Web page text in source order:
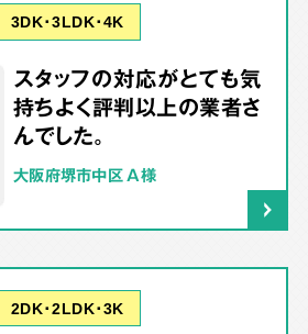
3DK･3LDK･4K
スタッフの対応がとても気
持ちよく評判以上の業者さ
んでした。
大阪府堺市中区 A様
2DK･2LDK･3K